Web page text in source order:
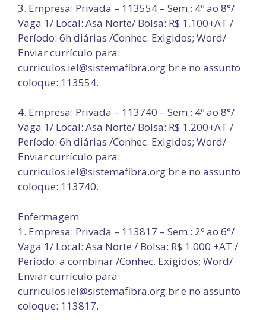
3. Empresa: Privada – 113554 – Sem.: 4º ao 8°/
Vaga 1/ Local: Asa Norte/ Bolsa: R$ 1.100+AT /
Período: 6h diárias /Conhec. Exigidos; Word/
Enviar currículo para:
curriculos.iel@sistemafibra.org.br e no assunto
coloque: 113554.
4. Empresa: Privada – 113740 – Sem.: 4º ao 8°/
Vaga 1/ Local: Asa Norte/ Bolsa: R$ 1.200+AT /
Período: 6h diárias /Conhec. Exigidos; Word/
Enviar currículo para:
curriculos.iel@sistemafibra.org.br e no assunto
coloque: 113740.
Enfermagem
1. Empresa: Privada – 113817 – Sem.: 2º ao 6°/
Vaga 1/ Local: Asa Norte / Bolsa: R$ 1.000 +AT /
Período: a combinar /Conhec. Exigidos; Word/
Enviar currículo para:
curriculos.iel@sistemafibra.org.br e no assunto
coloque: 113817.